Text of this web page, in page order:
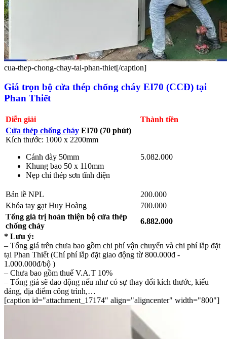
cua-thep-chong-chay-tai-phan-thiet[/caption]
Giá trọn bộ cửa thép chống cháy EI70 (CCĐ) tại
Phan Thiết
Diễn giải
Thành tiền
Cửa thép chống cháy EI70 (70 phút)
Kích thước: 1000 x 2200mm
Cánh dày 50mm
Khung bao 50 x 110mm
Nẹp chỉ thép sơn tĩnh điện
5.082.000
Bản lề NPL
200.000
Khóa tay gạt Huy Hoàng
700.000
Tổng giá trị hoàn thiện bộ cửa thép
chống cháy
6.882.000
* Lưu ý:
– Tổng giá trên chưa bao gồm chi phí vận chuyển và chi phí lắp đặt
tại Phan Thiết (Chí phí lắp đặt giao động từ 800.000đ -
1.000.000đ/bộ )
– Chưa bao gồm thuế V.A.T 10%
– Tổng giá sẽ dao động nếu như có sự thay đổi kích thước, kiểu
dáng, địa điểm công trình,…
[caption id="attachment_17174" align="aligncenter" width="800"]